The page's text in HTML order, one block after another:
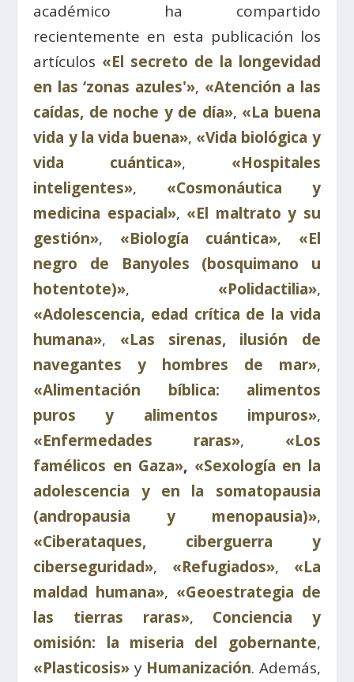
académico ha compartido
recientemente en esta publicación los
artículos «El secreto de la longevidad
en las ‘zonas azules'», «Atención a las
caídas, de noche y de día», «La buena
vida y la vida buena», «Vida biológica y
vida cuántica», «Hospitales
inteligentes», «Cosmonáutica y
medicina espacial», «El maltrato y su
gestión», «Biología cuántica», «El
negro de Banyoles (bosquimano u
hotentote)», «Polidactilia»,
«Adolescencia, edad crítica de la vida
humana», «Las sirenas, ilusión de
navegantes y hombres de mar»,
«Alimentación bíblica: alimentos
puros y alimentos impuros»,
«Enfermedades raras», «Los
famélicos en Gaza», «Sexología en la
adolescencia y en la somatopausia
(andropausia y menopausia)»,
«Ciberataques, ciberguerra y
ciberseguridad», «Refugiados», «La
maldad humana», «Geoestrategia de
las tierras raras», Conciencia y
omisión: la miseria del gobernante,
«Plasticosis» y Humanización. Además,